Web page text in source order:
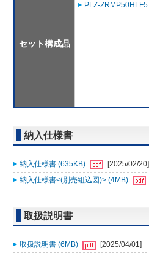
セット構成品
PLZ-ZRMP50HLF5
納入仕様書
納入仕様書 (635KB)
[2025/02/20]
納入仕様書<(別売組込図)> (4MB)
取扱説明書
取扱説明書 (6MB) [2025/04/01]